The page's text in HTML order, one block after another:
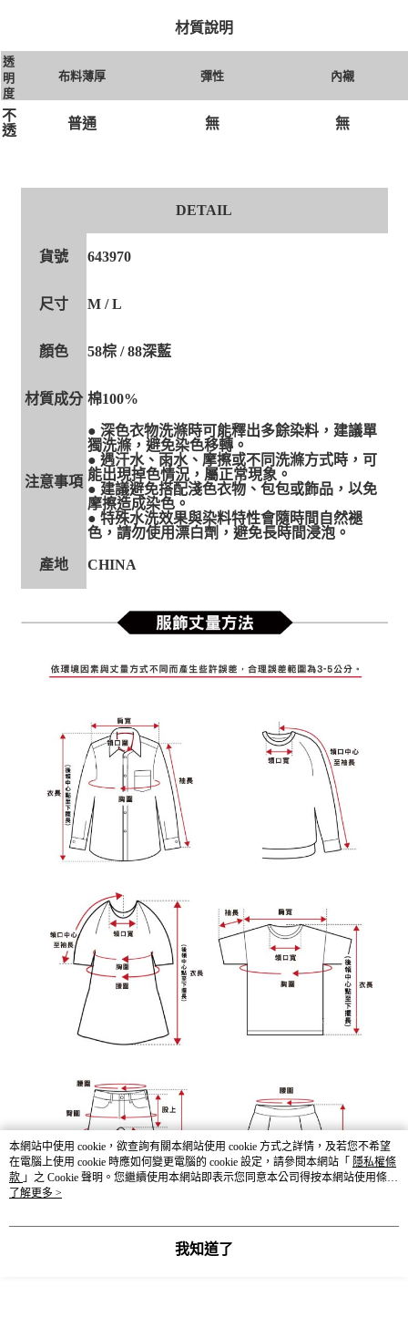
材質說明
透
明
度
布料薄厚 彈性 內襯
不
透
普通 無 無
DETAIL
貨號 643970
尺寸 M / L
顏色 58棕 / 88深藍
材質成分 棉100%
注意事項
● 深色衣物洗滌時可能釋出多餘染料，建議單
獨洗滌，避免染色移轉。
● 遇汗水、雨水、摩擦或不同洗滌方式時，可
能出現掉色情況，屬正常現象。
● 建議避免搭配淺色衣物、包包或飾品，以免
摩擦造成染色。
● 特殊水洗效果與染料特性會隨時間自然褪
色，請勿使用漂白劑，避免長時間浸泡。
產地 CHINA
本網站中使用 cookie，欲查詢有關本網站使用 cookie 方式之詳情，及若您不希望
在電腦上使用 cookie 時應如何變更電腦的 cookie 設定，請參閱本網站「 隱私權條
款 」之 Cookie 聲明。您繼續使用本網站即表示您同意本公司得按本網站使用條款
之 Cookie 聲明使用 cookie。
了解更多 >
我知道了